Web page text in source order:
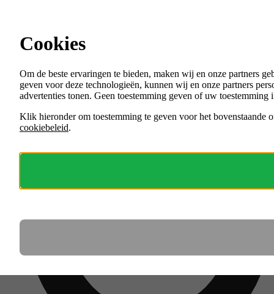
Menu
VACATURES
ORGANISATIES
Cookies
Om de beste ervaringen te bieden, maken wij en onze partners
geven voor deze technologieën, kunnen wij en onze partners
advertenties tonen. Geen toestemming geven of uw
Klik hieronder om toestemming te geven voor het bovenstaande
cookiebeleid.